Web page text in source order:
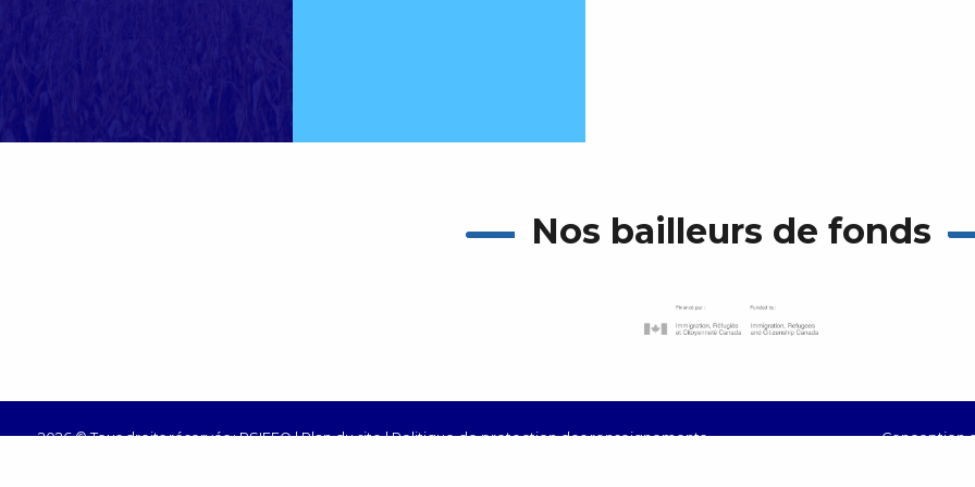
Nos bailleurs de fonds
2026 © Tous droits réservés : RSIFEO |Plan du site|Politique de protection des renseignements
Conception